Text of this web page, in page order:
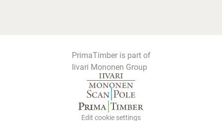
PrimaTimber is part of
Iivari Mononen Group
Edit cookie settings